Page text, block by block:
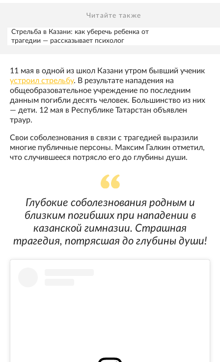
Читайте также
Стрельба в Казани: как уберечь ребенка от
трагедии — рассказывает психолог
11 мая в одной из школ Казани утром бывший ученик
устроил стрельбу. В результате нападения на
общеобразовательное учреждение по последним
данным погибли десять человек. Большинство из них
— дети. 12 мая в Республике Татарстан объявлен
траур.
Свои соболезнования в связи с трагедией выразили
многие публичные персоны. Максим Галкин отметил,
что случившееся потрясло его до глубины души.
Глубокие соболезнования родным и
близким погибших при нападении в
казанской гимназии. Страшная
трагедия, потрясшая до глубины души!